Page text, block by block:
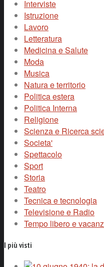
Interviste
Istruzione
Lavoro
Letteratura
Medicina e Salute
Moda
Musica
Natura e territorio
Politica estera
Politica Interna
Religione
Scienza e Ricerca
Societa'
Spettacolo
Sport
Storia
Teatro
Tecnica e tecnologia
Televisione e Radio
Tempo libero e
I più visti